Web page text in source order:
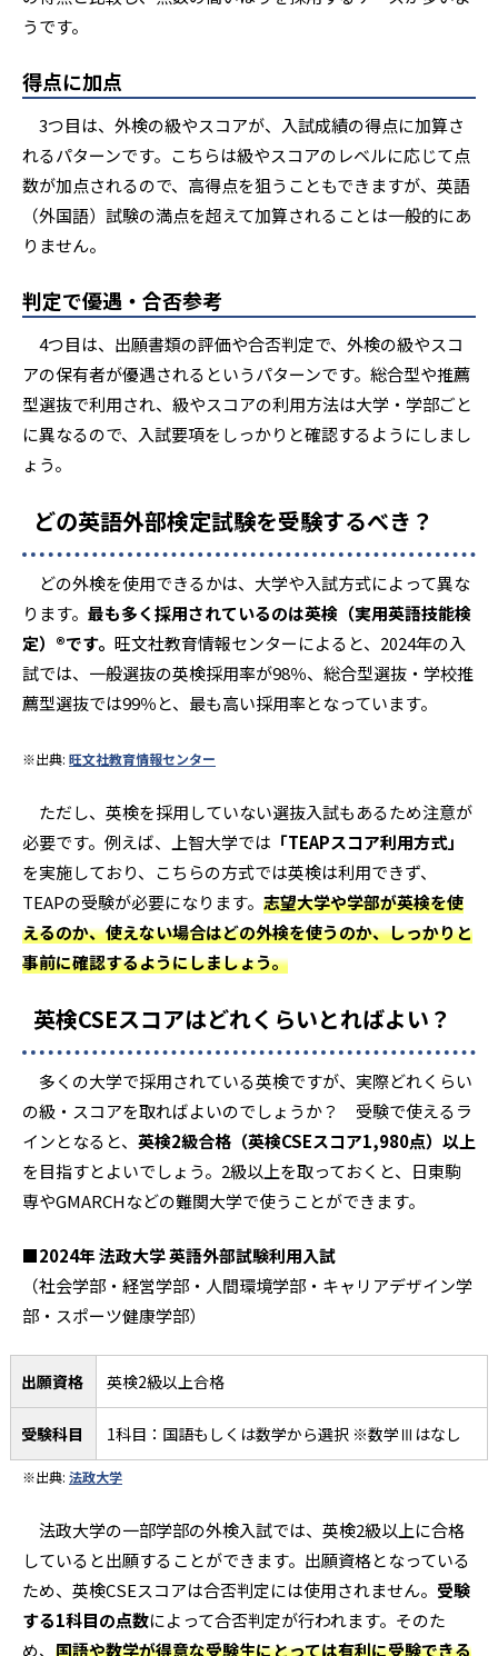
うです。
得点に加点
3つ目は、外検の級やスコアが、入試成績の得点に加算さ
れるパターンです。こちらは級やスコアのレベルに応じて点
数が加点されるので、高得点を狙うこともできますが、英語
（外国語）試験の満点を超えて加算されることは一般的にあ
りません。
判定で優遇・合否参考
4つ目は、出願書類の評価や合否判定で、外検の級やスコ
アの保有者が優遇されるというパターンです。総合型や推薦
型選抜で利用され、級やスコアの利用方法は大学・学部ごと
に異なるので、入試要項をしっかりと確認するようにしまし
ょう。
どの英語外部検定試験を受験するべき？
どの外検を使用できるかは、大学や入試方式によって異な
ります。 最も多く採用されているのは英検（実用英語技能検
定）®です。 旺文社教育情報センターによると、2024年の入
試では、一般選抜の英検採用率が98％、総合型選抜・学校推
薦型選抜では99％と、最も高い採用率となっています。
※出典: 旺文社教育情報センター
ただし、英検を採用していない選抜入試もあるため注意が
必要です。例えば、上智大学では 「TEAPスコア利用方式」
を実施しており、こちらの方式では英検は利用できず、
TEAPの受験が必要になります。 志望大学や学部が英検を使
えるのか、使えない場合はどの外検を使うのか、しっかりと
事前に確認するようにしましょう。
英検CSEスコアはどれくらいとればよい？
多くの大学で採用されている英検ですが、実際どれくらい
の級・スコアを取ればよいのでしょうか？ 受験で使えるラ
インとなると、 英検2級合格（英検CSEスコア1,980点）以上
を目指すとよいでしょう。2級以上を取っておくと、日東駒
専やGMARCHなどの難関大学で使うことができます。
■2024年 法政大学 英語外部試験利用入試
（社会学部・経営学部・人間環境学部・キャリアデザイン学
部・スポーツ健康学部）
出願資格 英検2級以上合格
受験科目 1科目：国語もしくは数学から選択 ※数学Ⅲはなし
※出典: 法政大学
法政大学の一部学部の外検入試では、英検2級以上に合格
していると出願することができます。出願資格となっている
ため、英検CSEスコアは合否判定には使用されません。 受験
する1科目の点数によって合否判定が行われます。そのた
め、 国語や数学が得意な受験生にとっては有利に受験できる